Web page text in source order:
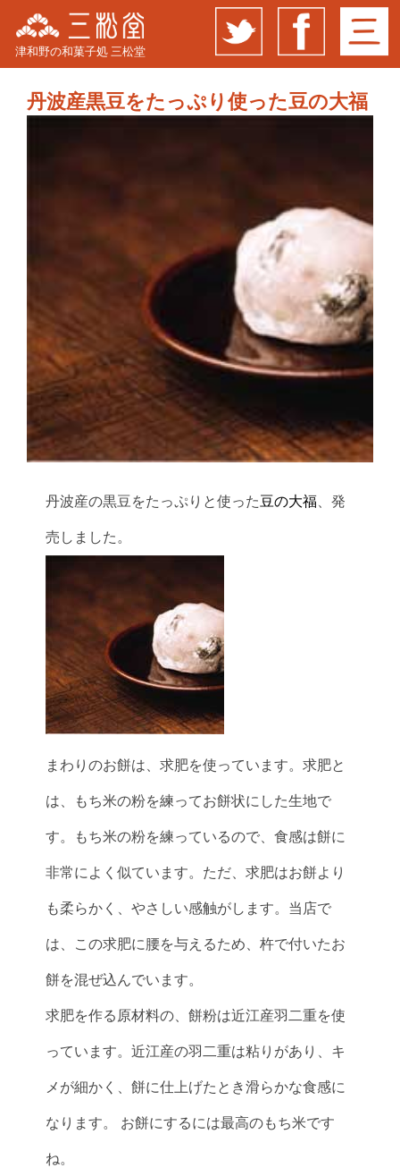
津和野の和菓子処 三松堂
丹波産黒豆をたっぷり使った豆の大福
丹波産の黒豆をたっぷりと使った豆の大福、発
売しました。
まわりのお餅は、求肥を使っています。求肥と
は、もち米の粉を練ってお餅状にした生地で
す。もち米の粉を練っているので、食感は餅に
非常によく似ています。ただ、求肥はお餅より
も柔らかく、やさしい感触がします。当店で
は、この求肥に腰を与えるため、杵で付いたお
餅を混ぜ込んでいます。
求肥を作る原材料の、餅粉は近江産羽二重を使
っています。近江産の羽二重は粘りがあり、キ
メが細かく、餅に仕上げたとき滑らかな食感に
なります。 お餅にするには最高のもち米です
ね。